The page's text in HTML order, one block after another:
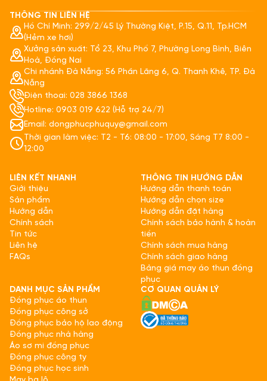
THÔNG TIN LIÊN HỆ
Hồ Chí Minh: 299/2/45 Lý Thường Kiệt, P.15, Q.11, Tp.HCM
(Hẻm xe hơi)
Xưởng sản xuất: Tổ 23, Khu Phố 7, Phường Long Bình, Biên
Hoà, Đồng Nai
Chi nhánh Đà Nẵng: 56 Phần Lăng 6, Q. Thanh Khê, TP. Đà
Nẵng
Điện thoại: 028 3866 1368
Hotline: 0903 019 622 (Hỗ trợ 24/7)
Email: dongphucphuquy@gmail.com
Thời gian làm việc: T2 - T6: 08:00 - 17:00, Sáng T7 8:00 -
12:00
LIÊN KẾT NHANH
Giới thiệu
Sản phẩm
Hướng dẫn
Chính sách
Tin tức
Liên hệ
FAQs
THÔNG TIN HƯỚNG DẪN
Hướng dẫn thanh toán
Hướng dẫn chọn size
Hướng dẫn đặt hàng
Chính sách bảo hành & hoàn
tiền
Chính sách mua hàng
Chính sách giao hàng
Bảng giá may áo thun đồng
phục
DANH MỤC SẢN PHẨM
Đồng phục áo thun
Đồng phục công sở
Đồng phục bảo hộ lao động
Đồng phục nhà hàng
Áo sơ mi đồng phục
Đồng phục công ty
Đồng phục học sinh
CƠ QUAN QUẢN LÝ